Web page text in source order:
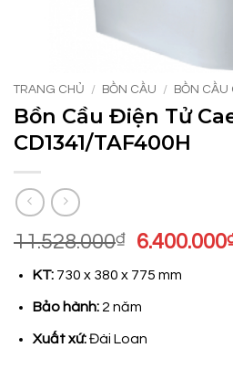
TRANG CHỦ / BỒN CẦU / BỒN CẦU
Bồn Cầu Điện Tử
CD1341/TAF400H
11.528.000₫
Giá
là:
6.400.000
KT:730 x 380 x 775 mm
Bảo hành: 2 năm
Xuất xứ:Đài Loan